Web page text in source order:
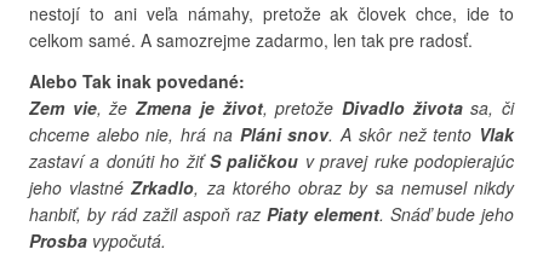
nestojí to ani veľa námahy, pretože ak človek chce, ide to
celkom samé. A samozrejme zadarmo, len tak pre radosť.
Alebo Tak inak povedané:
Zem vie, žeZmena je život, pretože Divadlo životasa, či
chceme alebo nie, hrá na Pláni snov. A skôr než tento Vlak
zastaví a donúti ho žiťS paličkou v pravej ruke podopierajúc
jeho vlastnéZrkadlo, za ktorého obraz by sa nemusel nikdy
hanbiť, by rád zažil aspoň raz Piaty element. Snáď bude jeho
Prosba vypočutá.